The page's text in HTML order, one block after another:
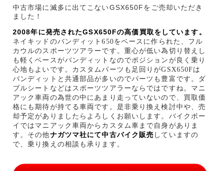
中古市場に滅多に出てこないGSX650Fをご売却いただき
ました！
2008年に発売されたGSX650Fの高価買取をしています。
ネイキッドのバンディット650をベースに作られた、フル
カウルのスポーツツアラーです。重心が低い為切り替えし
も軽くベースがバンディットなのでポジションが良く乗り
心地もよいです。カスタムパーツも足回りがGSX650Fは
バンディットと共通部品が多いのでパーツも豊富です。ダ
ブルシートなどはスポーツツアラーならではですね。マニ
アック車両の為世の中にあまり走っていないので、買取価
格にも期待が持てる車両です。是非乗り換え検討中や、売
却予定がありましたらよろしくお願いします。バイクボー
イではマニアック車両からカスタム車まで自身がありま
す。その他ナガツマ社にて中古バイク販売 していますの
で、乗り換えの相談も承ります。